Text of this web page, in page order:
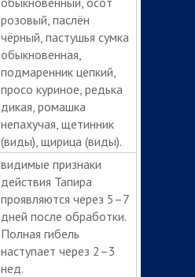
розовый, паслён
чёрный, пастушья сумка
обыкновенная,
подмаренник цепкий,
просо куриное, редька
дикая, ромашка
непахучая, щетинник
(виды), щирица (виды).
видимые признаки
действия Тапира
проявляются через 5–7
дней после обработки.
Полная гибель
наступает через 2–3
нед.